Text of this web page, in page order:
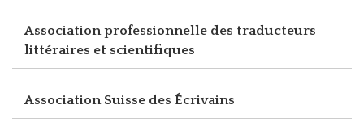
Association professionnelle des traducteurs
littéraires et scientifiques
Association Suisse des Écrivains